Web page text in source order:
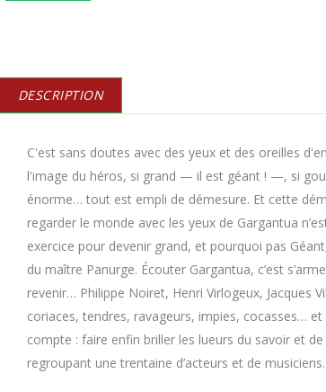
DESCRIPTION
C'est sans doutes avec des yeux et des oreilles
l'image du héros, si grand — il est géant ! —, si
énorme… tout est empli de démesure. Et cette
regarder le monde avec les yeux de Gargantua
exercice pour devenir grand, et pourquoi pas
du maître Panurge. Écouter Gargantua, c’est
revenir… Philippe Noiret, Henri Virlogeux, Jacques
coriaces, tendres, ravageurs, impies, cocasses…
compte : faire enfin briller les lueurs du savoir et
regroupant une trentaine d’acteurs et de musiciens.